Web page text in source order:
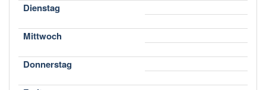
Dienstag
Mittwoch
Donnerstag